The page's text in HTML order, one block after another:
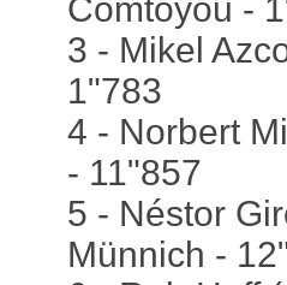
Comtoyou -
3 - Mikel
1"783
4 - Norbert
- 11"857
5 - Néstor
Münnich -